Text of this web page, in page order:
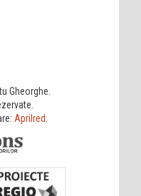
Gheorghe.
Aprilred